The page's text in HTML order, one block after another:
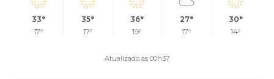
33°
17°
35°
17°
36°
19°
27°
17°
30°
14°
Atualizado às 00h37